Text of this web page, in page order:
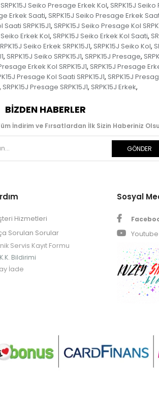
SRPK15J Seiko Presage Erkek Kol, SRPK15J
Erkek Saati, SRPK15J Seiko Presage Erkek Saati
SRPK15J1, SRPK15J Seiko Presage Kol
Seiko Erkek Kol, SRPK15J Seiko Erkek Kol Saati,
Seiko Erkek SRPK15J1, SRPK15J Seiko Kol,
, SRPK15J Seiko SRPK15J1, SRPK15J Presage,
Erkek Kol SRPK15J1, SRPK15J Presage
Presage Kol Saati SRPK15J1, SRPK15J
, SRPK15J Presage SRPK15J1, SRPK15J Erkek,
BIZDEN HABERLER
İndirim ve Fırsatlardan İlk Sizin Haberiniz
GÖNDER
Hizmetleri
Sorulan Sorular
Servis Kayıt Formu
Bildirimi
İade
Sosyal
Youtube